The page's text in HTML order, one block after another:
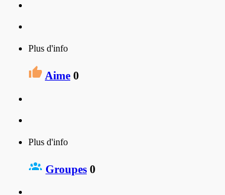
Plus d'info
Aime 0
Plus d'info
Groupes 0